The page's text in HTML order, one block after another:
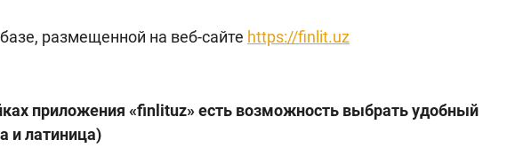
размещенной на веб-сайте https://finlit.uz
приложения «finlituz» есть возможность выбрать удобный
и латиница)